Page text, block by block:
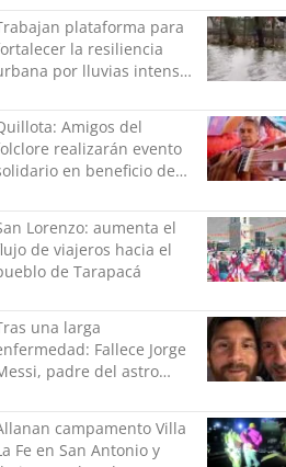
plataforma para
la resiliencia
por lluvias intensas
Amigos del
realizarán evento
en beneficio de
Lorenzo: aumenta el
de viajeros hacia el
de Tarapacá
una larga
Fallece Jorge
padre del astro
campamento Villa
Fe en San Antonio y